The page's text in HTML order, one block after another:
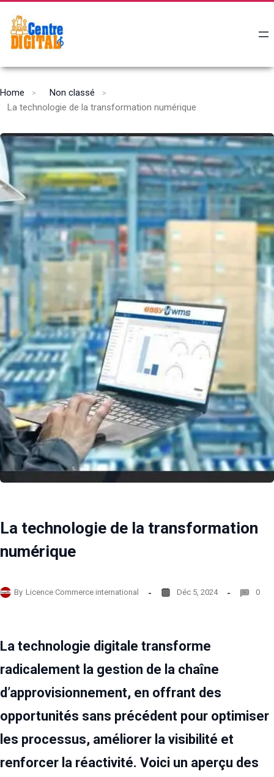
Home
Non classé
La technologie de la transformation numérique
La technologie de la transformation
numérique
By Licence Commerce international Déc 5, 2024 0
La technologie digitale transforme
radicalement la gestion de la chaîne
d’approvisionnement, en offrant des
opportunités sans précédent pour optimiser
les processus, améliorer la visibilité et
renforcer la réactivité. Voici un aperçu des